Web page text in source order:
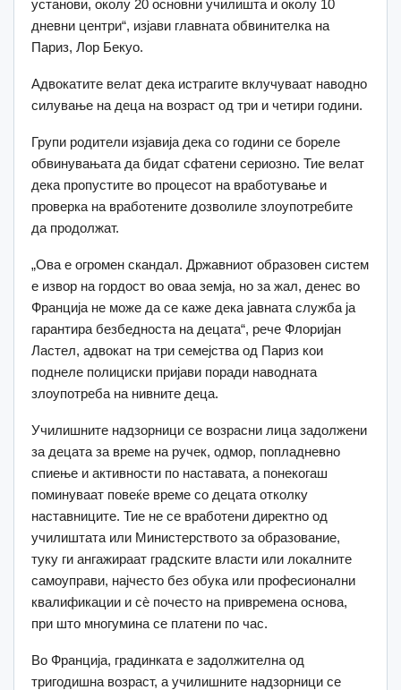
установи, околу 20 основни училишта и околу 10
дневни центри“, изјави главната обвинителка на
Париз, Лор Бекуо.
Адвокатите велат дека истрагите вклучуваат наводно
силување на деца на возраст од три и четири години.
Групи родители изјавија дека со години се бореле
обвинувањата да бидат сфатени сериозно. Тие велат
дека пропустите во процесот на вработување и
проверка на вработените дозволиле злоупотребите
да продолжат.
„Ова е огромен скандал. Државниот образовен систем
е извор на гордост во оваа земја, но за жал, денес во
Франција не може да се каже дека јавната служба ја
гарантира безбедноста на децата“, рече Флоријан
Ластел, адвокат на три семејства од Париз кои
поднеле полициски пријави поради наводната
злоупотреба на нивните деца.
Училишните надзорници се возрасни лица задолжени
за децата за време на ручек, одмор, попладневно
спиење и активности по наставата, а понекогаш
поминуваат повеќе време со децата отколку
наставниците. Тие не се вработени директно од
училиштата или Министерството за образование,
туку ги ангажираат градските власти или локалните
самоуправи, најчесто без обука или професионални
квалификации и сè почесто на привремена основа,
при што многумина се платени по час.
Во Франција, градинката е задолжителна од
тригодишна возраст, а училишните надзорници се